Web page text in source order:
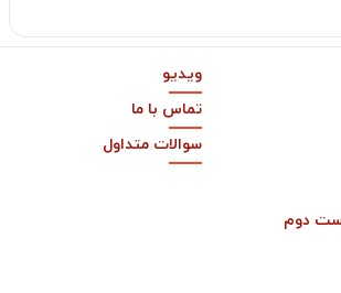
ویدیو
تماس با ما
سوالات متداول
دوم